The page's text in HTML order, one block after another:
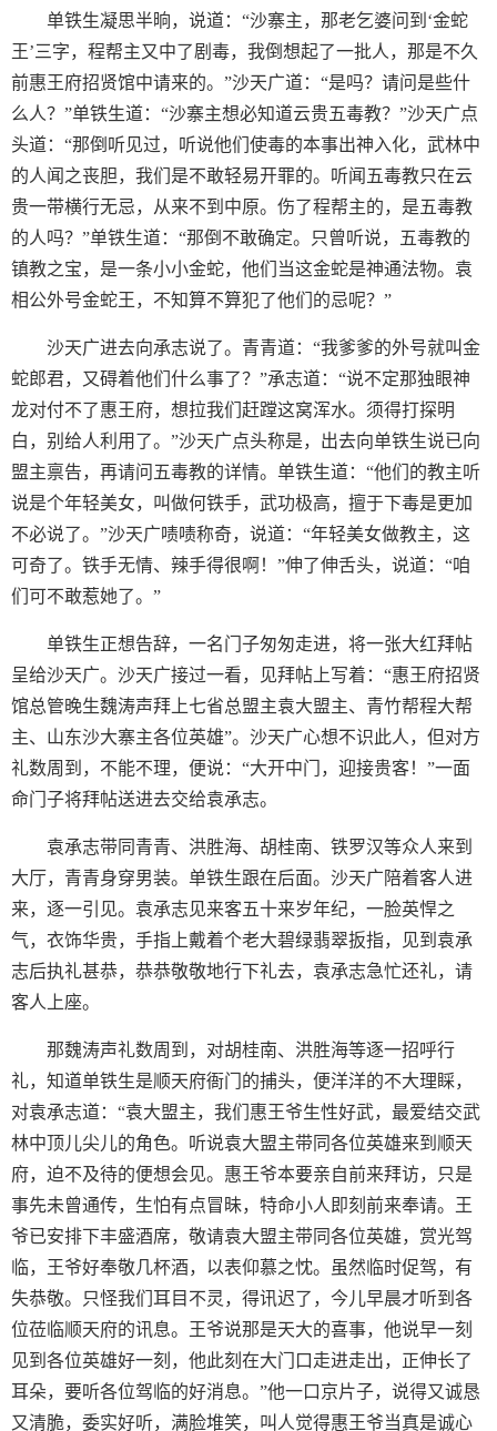
单铁生凝思半晌，说道：“沙寨主，那老乞婆问到‘金蛇
王’三字，程帮主又中了剧毒，我倒想起了一批人，那是不久
前惠王府招贤馆中请来的。”沙天广道：“是吗？请问是些什
么人？”单铁生道：“沙寨主想必知道云贵五毒教？”沙天广点
头道：“那倒听见过，听说他们使毒的本事出神入化，武林中
的人闻之丧胆，我们是不敢轻易开罪的。听闻五毒教只在云
贵一带横行无忌，从来不到中原。伤了程帮主的，是五毒教
的人吗？”单铁生道：“那倒不敢确定。只曾听说，五毒教的
镇教之宝，是一条小小金蛇，他们当这金蛇是神通法物。袁
相公外号金蛇王，不知算不算犯了他们的忌呢？”
沙天广进去向承志说了。青青道：“我爹爹的外号就叫金
蛇郎君，又碍着他们什么事了？”承志道：“说不定那独眼神
龙对付不了惠王府，想拉我们赶蹚这窝浑水。须得打探明
白，别给人利用了。”沙天广点头称是，出去向单铁生说已向
盟主禀告，再请问五毒教的详情。单铁生道：“他们的教主听
说是个年轻美女，叫做何铁手，武功极高，擅于下毒是更加
不必说了。”沙天广啧啧称奇，说道：“年轻美女做教主，这
可奇了。铁手无情、辣手得很啊！”伸了伸舌头，说道：“咱
们可不敢惹她了。”
单铁生正想告辞，一名门子匆匆走进，将一张大红拜帖
呈给沙天广。沙天广接过一看，见拜帖上写着：“惠王府招贤
馆总管晚生魏涛声拜上七省总盟主袁大盟主、青竹帮程大帮
主、山东沙大寨主各位英雄”。沙天广心想不识此人，但对方
礼数周到，不能不理，便说：“大开中门，迎接贵客！”一面
命门子将拜帖送进去交给袁承志。
袁承志带同青青、洪胜海、胡桂南、铁罗汉等众人来到
大厅，青青身穿男装。单铁生跟在后面。沙天广陪着客人进
来，逐一引见。袁承志见来客五十来岁年纪，一脸英悍之
气，衣饰华贵，手指上戴着个老大碧绿翡翠扳指，见到袁承
志后执礼甚恭，恭恭敬敬地行下礼去，袁承志急忙还礼，请
客人上座。
那魏涛声礼数周到，对胡桂南、洪胜海等逐一招呼行
礼，知道单铁生是顺天府衙门的捕头，便洋洋的不大理睬，
对袁承志道：“袁大盟主，我们惠王爷生性好武，最爱结交武
林中顶儿尖儿的角色。听说袁大盟主带同各位英雄来到顺天
府，迫不及待的便想会见。惠王爷本要亲自前来拜访，只是
事先未曾通传，生怕有点冒昧，特命小人即刻前来奉请。王
爷已安排下丰盛酒席，敬请袁大盟主带同各位英雄，赏光驾
临，王爷好奉敬几杯酒，以表仰慕之忱。虽然临时促驾，有
失恭敬。只怪我们耳目不灵，得讯迟了，今儿早晨才听到各
位莅临顺天府的讯息。王爷说那是天大的喜事，他说早一刻
见到各位英雄好一刻，他此刻在大门口走进走出，正伸长了
耳朵，要听各位驾临的好消息。”他一口京片子，说得又诚恳
又清脆，委实好听，满脸堆笑，叫人觉得惠王爷当真是诚心